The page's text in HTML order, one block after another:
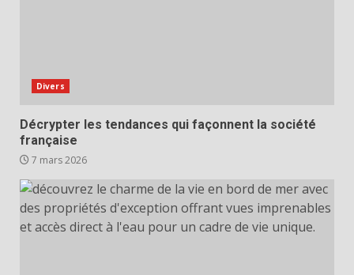
Divers
Décrypter les tendances qui façonnent la société
française
7 mars 2026